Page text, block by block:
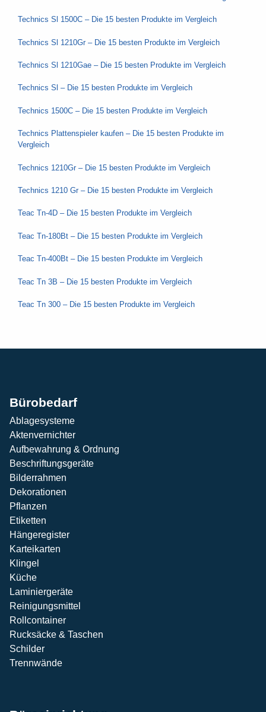
Technics Sl 1500C – Die 15 besten Produkte im Vergleich
Technics Sl 1210Gr – Die 15 besten Produkte im Vergleich
Technics Sl 1210Gae – Die 15 besten Produkte im Vergleich
Technics Sl – Die 15 besten Produkte im Vergleich
Technics 1500C – Die 15 besten Produkte im Vergleich
Technics Plattenspieler kaufen – Die 15 besten Produkte im
Vergleich
Technics 1210Gr – Die 15 besten Produkte im Vergleich
Technics 1210 Gr – Die 15 besten Produkte im Vergleich
Teac Tn-4D – Die 15 besten Produkte im Vergleich
Teac Tn-180Bt – Die 15 besten Produkte im Vergleich
Teac Tn-400Bt – Die 15 besten Produkte im Vergleich
Teac Tn 3B – Die 15 besten Produkte im Vergleich
Teac Tn 300 – Die 15 besten Produkte im Vergleich
Bürobedarf
Ablagesysteme
Aktenvernichter
Aufbewahrung & Ordnung
Beschriftungsgeräte
Bilderrahmen
Dekorationen
Pflanzen
Etiketten
Hängeregister
Karteikarten
Klingel
Küche
Laminiergeräte
Reinigungsmittel
Rollcontainer
Rucksäcke & Taschen
Schilder
Trennwände